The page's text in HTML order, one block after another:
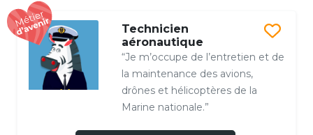
Technicien
aéronautique
“Je m’occupe de l’entretien et de
la maintenance des avions,
drônes et hélicoptères de la
Marine nationale.”